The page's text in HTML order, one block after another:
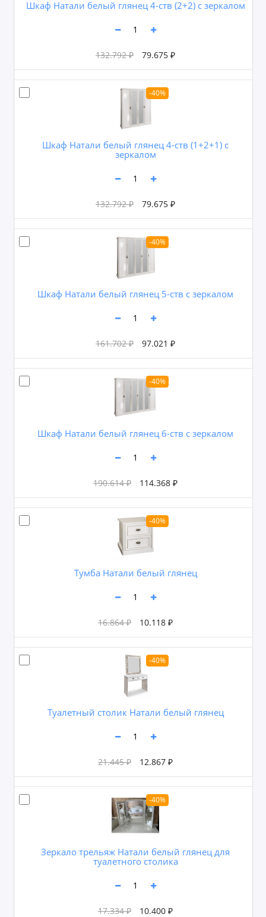
Шкаф Натали белый глянец 4-ств (2+2) с зеркалом
132.792 ₽ 79.675 ₽
-40%
Шкаф Натали белый глянец 4-ств (1+2+1) с
зеркалом
132.792 ₽ 79.675 ₽
-40%
Шкаф Натали белый глянец 5-ств с зеркалом
161.702 ₽ 97.021 ₽
-40%
Шкаф Натали белый глянец 6-ств с зеркалом
190.614 ₽ 114.368 ₽
-40%
Тумба Натали белый глянец
16.864 ₽ 10.118 ₽
-40%
Туалетный столик Натали белый глянец
21.445 ₽ 12.867 ₽
-40%
Зеркало трельяж Натали белый глянец для
туалетного столика
17.334 ₽ 10.400 ₽